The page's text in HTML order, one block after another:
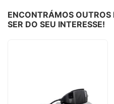
ENCONTRÁMOS OUTROS
SER DO SEU INTERESSE!